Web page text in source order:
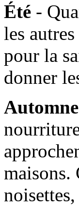
Été -
les
pour la
donner
Automne
maisons.